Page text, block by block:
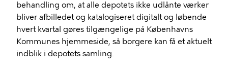
behandling om, at alle depotets ikke udlånte værker
bliver afbilledet og katalogiseret digitalt og løbende
hvert kvartal gøres tilgængelige på Københavns
Kommunes hjemmeside, så borgere kan få et aktuelt
indblik i depotets samling.